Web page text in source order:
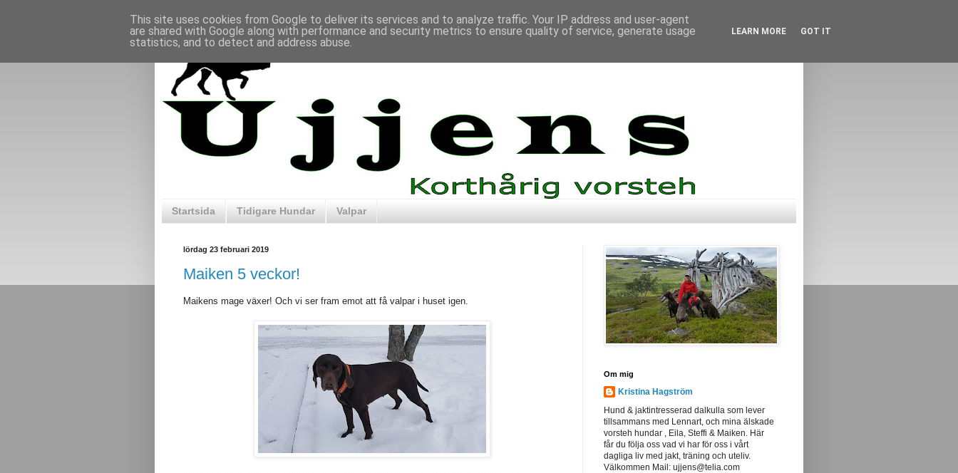
Startsida Tidigare Hundar Valpar
lördag 23 februari 2019
Maiken 5 veckor!
Maikens mage växer! Och vi ser fram emot att få valpar i huset igen.
Om mig
Kristina Hagström
Hund & jaktintresserad dalkulla som lever
tillsammans med Lennart, och mina älskade
vorsteh hundar , Eila, Steffi & Maiken. Här
får du följa oss vad vi har för oss i vårt
dagliga liv med jakt, träning och uteliv.
Välkommen Mail: ujjens@telia.com
This site uses cookies from Google to deliver its services and to analyze traffic. Your IP address and user-agent
are shared with Google along with performance and security metrics to ensure quality of service, generate usage
statistics, and to detect and address abuse.
LEARN MORE GOT IT